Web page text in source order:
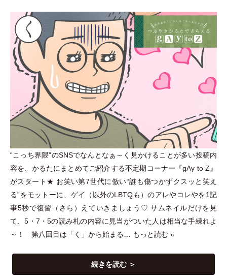
“こっち界隈”のSNSでなんとなぁ～く見かけることが多い投稿内
容を、かるたにまとめてご紹介する不定期コーナー『gAy to Z』
がスタート★ お笑い第7世代に倣い“誰も傷つかずクスッと笑え
る”をモットーに、ゲイ
（ 以外のLBTQも ）のアレやコレやを1記
事5秒で復習
（ さら ） えていきましょう♡ サムネイルだけを見
て、5 ・ 7 ・5の読み札の内容に見当がついた人は相当な手練れよ
～！ 第八回目は 「 く 」 から始まる… もっと読む »
続きを読む ＞